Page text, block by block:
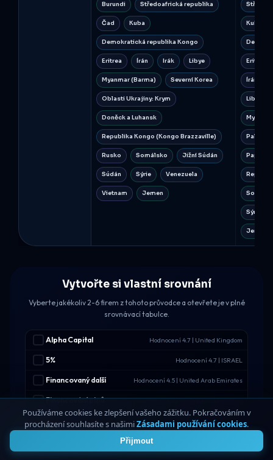
Burundi Středoafrická republika
Čad Kuba
Demokratická republika Kongo
Eritrea Írán Irák Libye
Myanmar (Barma) Severní Korea
Oblasti Ukrajiny: Krym
Doněck a Luhansk
Republika Kongo (Kongo Brazzaville)
Rusko Somálsko Jižní Súdán
Súdán Sýrie Venezuela
Vietnam Jemen
Kuba
Eritrea
Írán
Libanon
Papua
Sýrie
Jemen
Vytvořte si vlastní srovnání
Vyberte jakékoliv 2-6 firem z tohoto průvodce a otevřete je v plné
srovnávací tabulce.
Alpha Capital Hodnocení 4.7 | United Kingdom
5% Hodnocení 4.7 | ISRAEL
Financovaný další Hodnocení 4.5 | United Arab Emirates
Financování pipů Hodnocení 4.5 | United Arab Emirates
Hola Prime Hodnocení 4.5 | Hong Kong
Používáme cookies ke zlepšení vašeho zážitku. Pokračováním v
procházení souhlasíte s našimiZásadami používání cookies.
Přijmout
4